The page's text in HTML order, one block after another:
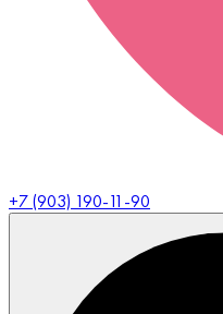
+7 (903) 190-11-90